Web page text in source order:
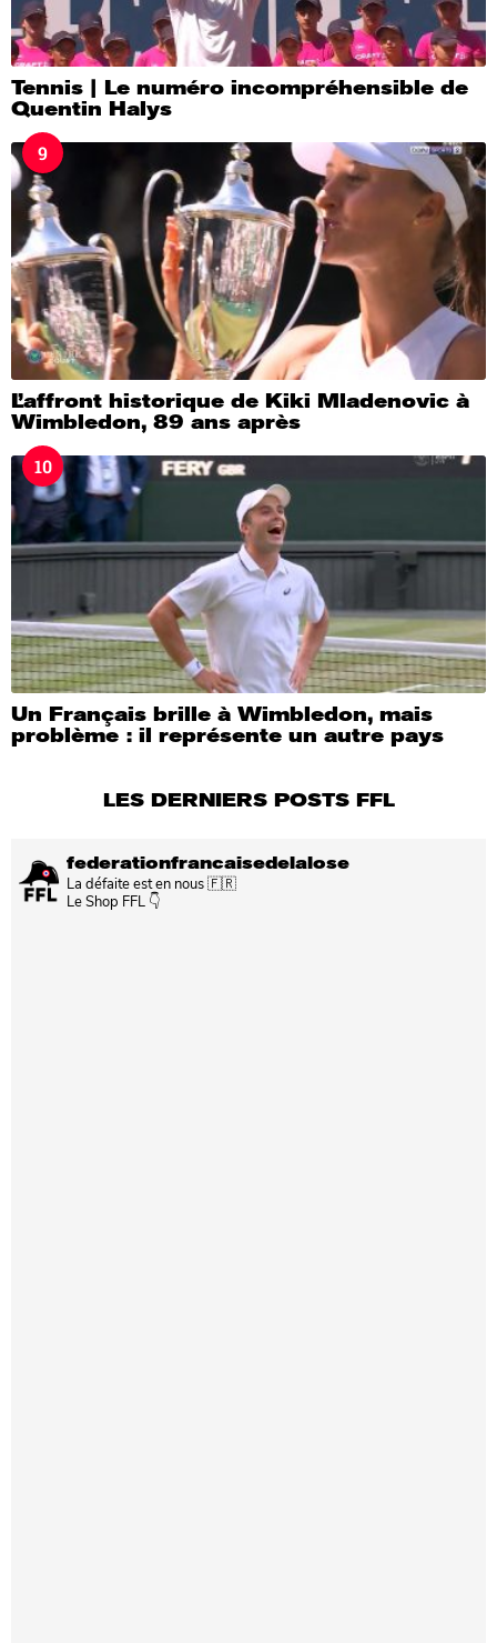
Tennis | Le numéro incompréhensible de
Quentin Halys
9
L’affront historique de Kiki Mladenovic à
Wimbledon, 89 ans après
10
Un Français brille à Wimbledon, mais
problème : il représente un autre pays
LES DERNIERS POSTS FFL
federationfrancaisedelalose
La défaite est en nous 🇫🇷
Le Shop FFL 👇